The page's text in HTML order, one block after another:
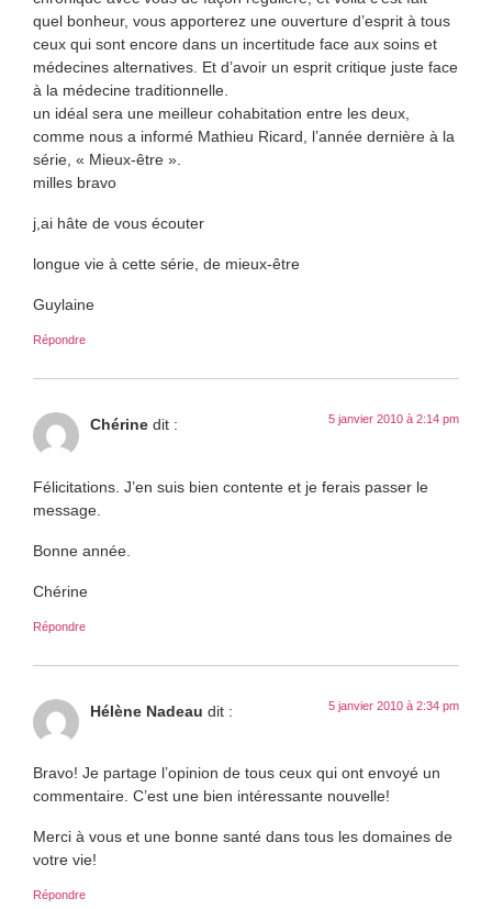
quel bonheur, vous apporterez une ouverture d’esprit à tous
ceux qui sont encore dans un incertitude face aux soins et
médecines alternatives. Et d’avoir un esprit critique juste face
à la médecine traditionnelle.
un idéal sera une meilleur cohabitation entre les deux,
comme nous a informé Mathieu Ricard, l’année dernière à la
série, « Mieux-être ».
milles bravo
j,ai hâte de vous écouter
longue vie à cette série, de mieux-être
Guylaine
Répondre
Chérine dit : 5 janvier 2010 à 2:14 pm
Félicitations. J’en suis bien contente et je ferais passer le
message.
Bonne année.
Chérine
Répondre
Hélène Nadeau dit : 5 janvier 2010 à 2:34 pm
Bravo! Je partage l’opinion de tous ceux qui ont envoyé un
commentaire. C’est une bien intéressante nouvelle!
Merci à vous et une bonne santé dans tous les domaines de
votre vie!
Répondre